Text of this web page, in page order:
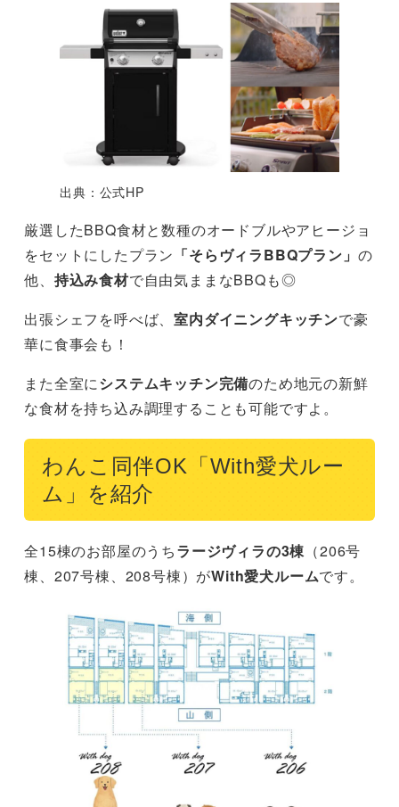
出典：公式HP
厳選したBBQ食材と数種のオードブルやアヒージョ
をセットにしたプラン 「そらヴィラBBQプラン」 の
他、 持込み食材で自由気ままなBBQも◎
出張シェフを呼べば、室内ダイニングキッチンで豪
華に食事会も！
また全室にシステムキッチン完備のため地元の新鮮
な食材を持ち込み調理することも可能ですよ。
わんこ同伴OK「With愛犬ルー
ム」を紹介
全15棟のお部屋のうちラージヴィラの3棟 （206号
棟、207号棟、208号棟）がWith愛犬ルームです。